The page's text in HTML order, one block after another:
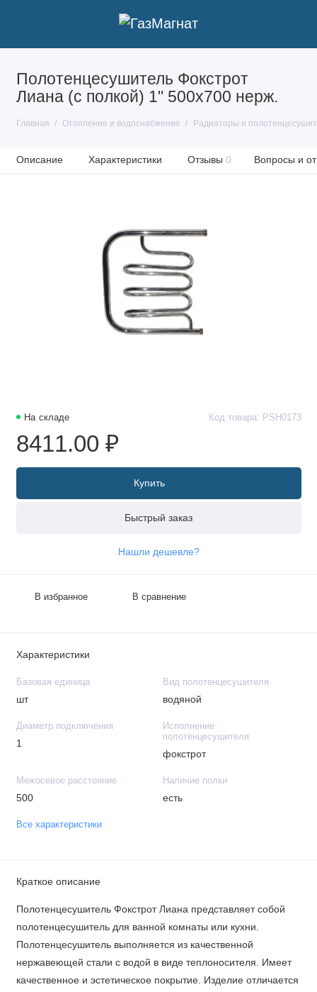
Полотенцесушитель Фокстрот
Лиана (с полкой) 1" 500х700 нерж.
Главная Отопление и водоснабжение Радиаторы и
Описание Характеристики Отзывы 0 Вопросы и
На складе Код товара: PSH0173
8411.00 ₽
Купить
Быстрый заказ
Нашли дешевле?
В избранное В сравнение
Характеристики
Базовая единица
шт
Вид полотенцесушителя
водяной
Диаметр подключения
1
Исполнение
полотенцесушителя
фокстрот
Межосевое расстояние
500
Наличие полки
есть
Все характеристики
Краткое описание
Полотенцесушитель Фокстрот Лиана представляет собой
полотенцесушитель для ванной комнаты или кухни.
Полотенцесушитель выполняется из качественной
нержавеющей стали с водой в виде теплоносителя. Имеет
качественное и эстетическое покрытие. Изделие отличается